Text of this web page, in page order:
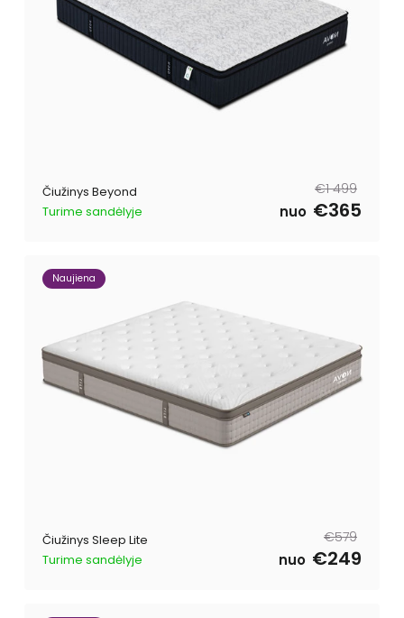
Čiužinys Beyond
Turime sandėlyje
Parastā
cena
€1 499
Pārdošanas
cena
nuo €365
Naujiena
Čiužinys Sleep Lite
Turime sandėlyje
Parastā
cena
€579
Pārdošanas
cena
nuo €249